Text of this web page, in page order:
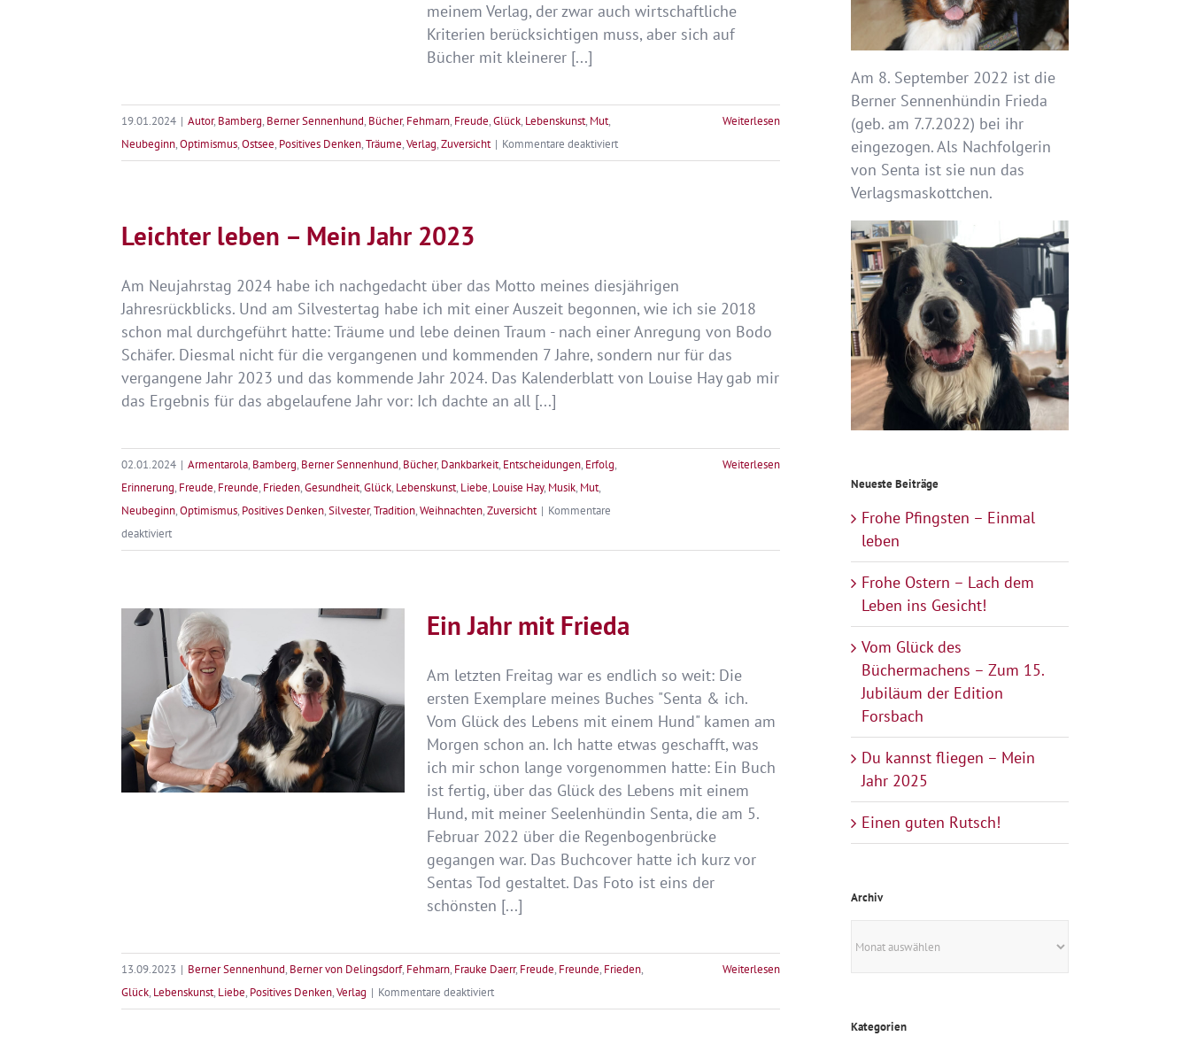
meinem Verlag, der zwar auch wirtschaftliche
Kriterien berücksichtigen muss, aber sich auf
Bücher mit kleinerer [...]
19.01.2024 | Autor, Bamberg, Berner Sennenhund, Bücher, Fehmarn, Freude,Glück, Lebenskunst, Mut,
Neubeginn,Optimismus,Ostsee, Positives Denken,Träume,Verlag,Zuversicht | Kommentare deaktiviertfür
Verwirkliche
Buch
Weiterlesen
Leichter leben – Mein Jahr 2023
Am Neujahrstag 2024 habe ich nachgedacht über das Motto meines diesjährigen
Jahresrückblicks. Und am Silvestertag habe ich mit einer Auszeit begonnen, wie ich sie 2018
schon mal durchgeführt hatte: Träume und lebe deinen Traum - nach einer Anregung von Bodo
Schäfer. Diesmal nicht für die vergangenen und kommenden 7 Jahre, sondern nur für das
vergangene Jahr 2023 und das kommende Jahr 2024. Das Kalenderblatt von Louise Hay gab mir
das Ergebnis für das abgelaufene Jahr vor: Ich dachte an all [...]
02.01.2024 | Armentarola, Bamberg, Berner Sennenhund, Bücher, Dankbarkeit, Entscheidungen, Erfolg,
Erinnerung, Freude, Freunde, Frieden,Gesundheit,Glück, Lebenskunst, Liebe, Louise Hay, Musik, Mut,
Neubeginn,Optimismus, Positives Denken,Silvester,Tradition,Weihnachten,Zuversicht | Kommentare
deaktiviertfür
Leichter
Mein
Jahr
2023
Weiterlesen
Ein Jahr mit Frieda
Am letzten Freitag war es endlich so weit: Die
ersten Exemplare meines Buches "Senta & ich.
Vom Glück des Lebens mit einem Hund" kamen am
Morgen schon an. Ich hatte etwas geschafft, was
ich mir schon lange vorgenommen hatte: Ein Buch
ist fertig, über das Glück des Lebens mit einem
Hund, mit meiner Seelenhündin Senta, die am 5.
Februar 2022 über die Regenbogenbrücke
gegangen war. Das Buchcover hatte ich kurz vor
Sentas Tod gestaltet. Das Foto ist eins der
schönsten [...]
13.09.2023 | Berner Sennenhund, Berner von Delingsdorf, Fehmarn, Frauke Daerr, Freude, Freunde, Frieden,
Glück, Lebenskunst, Liebe, Positives Denken,Verlag | Kommentare deaktiviertfür
Ein
Weiterlesen
Am 8. September 2022 ist die
Berner Sennenhündin Frieda
(geb. am 7.7.2022) bei ihr
eingezogen. Als Nachfolgerin
von Senta ist sie nun das
Verlagsmaskottchen.
Neueste Beiträge
Frohe Pfingsten – Einmal
leben
Frohe Ostern – Lach dem
Leben ins Gesicht!
Vom Glück des
Büchermachens – Zum 15.
Jubiläum der Edition
Forsbach
Du kannst fliegen – Mein
Jahr 2025
Einen guten Rutsch!
Archiv
Kategorien